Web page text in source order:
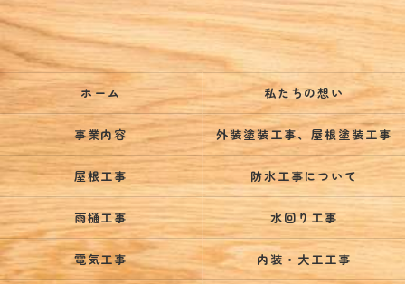
ホーム 私たちの想い
事業内容 外装塗装工事、屋根塗装工事
屋根工事 防水工事について
雨樋工事 水回り工事
電気工事 内装・大工工事